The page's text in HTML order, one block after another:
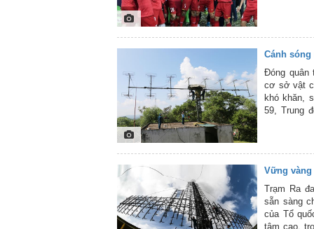
Cánh
Đóng quân
cơ sở vật
khó khăn,
59, Trung
vững
vùng trời
của cán
ghi lại
Vững
Trạm Ra
sẵn sàng
của Tổ
tâm cao,